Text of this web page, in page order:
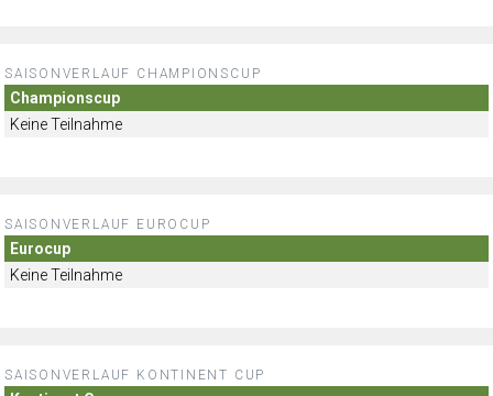
SAISONVERLAUF CHAMPIONSCUP
Championscup
Keine Teilnahme
SAISONVERLAUF EUROCUP
Eurocup
Keine Teilnahme
SAISONVERLAUF KONTINENT CUP